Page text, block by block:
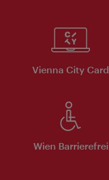
Vienna City Card
Wien Barrierefrei